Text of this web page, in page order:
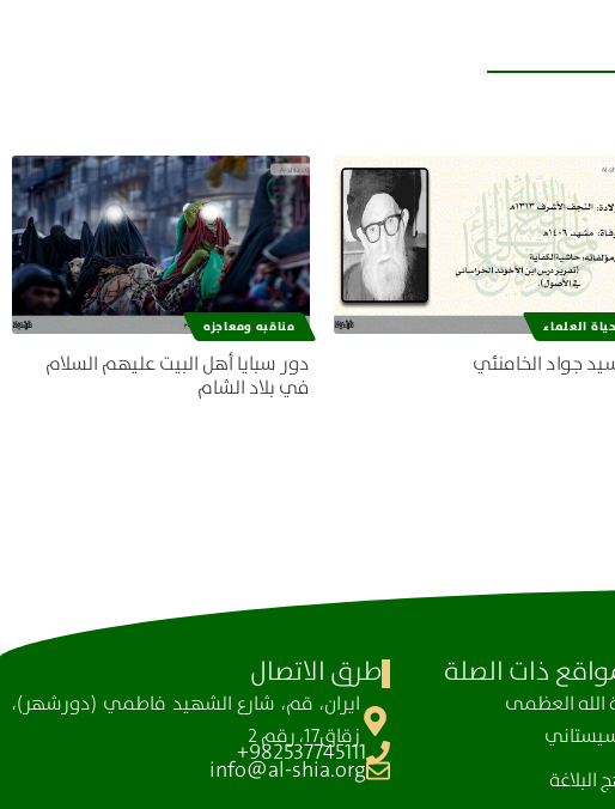
حياة العلماء
جواد الخامنئي
مناقبه ومعاجزه
دور سبايا أهل البيت عليهم السلام
في بلاد الشام
ذات الصلة
الله العظمی
البلاغة
طرق الاتصال
ايران، قم، شارع الشهيد فاطمي (دورشهر)،
زقاق17، رقم 2
982537745111+
info@al-shia.org